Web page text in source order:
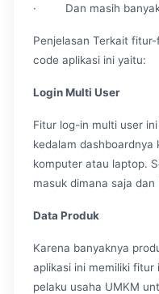
· Dan masih banyak
Penjelasan Terkait
code aplikasi ini yaitu:
Login Multi User
Fitur log-in multi user
kedalam
komputer atau laptop.
masuk dimana saja dan
Data Produk
Karena banyaknya
aplikasi ini memiliki fitur
pelaku usaha UMKM